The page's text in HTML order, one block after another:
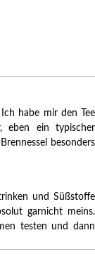
habe mir den Tee
eben ein typischer
besonders
und Süßstoffe
garnicht meins.
testen und dann